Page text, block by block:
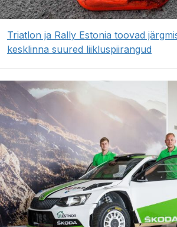
Triatlon ja Rally Estonia toovad
kesklinna suured liikluspiirangud